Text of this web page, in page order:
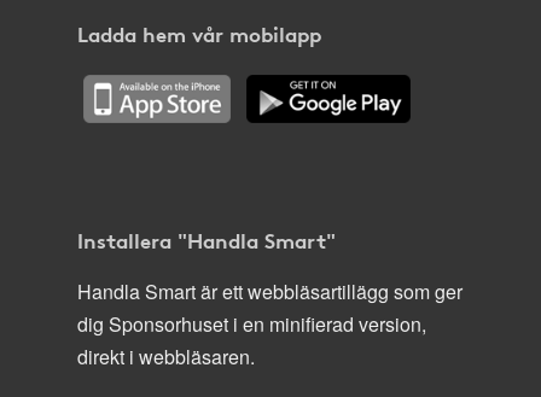
Ladda hem vår mobilapp
Installera "Handla Smart"
Handla Smart är ett webbläsartillägg som ger
dig Sponsorhuset i en minifierad version,
direkt i webbläsaren.